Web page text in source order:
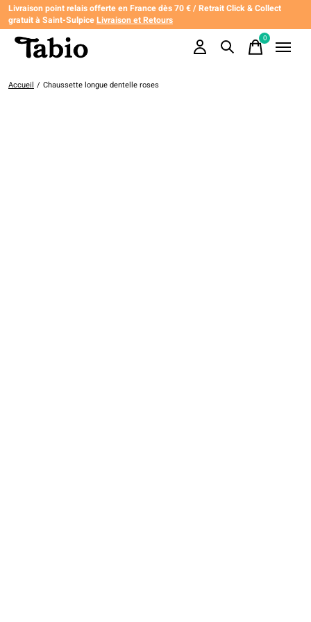
Livraison point relais offerte en France dès 70 € / Retrait Click & Collect
gratuit à Saint-SulpiceLivraison et Retours
0items
Accueil / Chaussette longue dentelle roses